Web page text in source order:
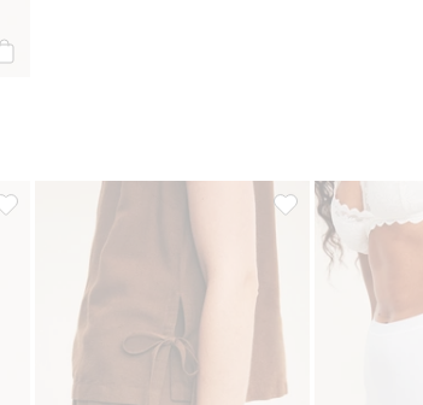
Kort pärlhalsband, Lägg till i favoriterArmband i